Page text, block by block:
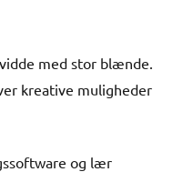
med stor blænde.
kreative muligheder
og lær